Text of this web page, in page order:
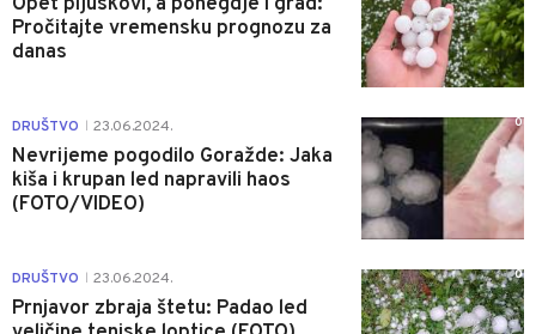
Pročitajte vremensku prognozu za
danas
DRUŠTVO 23.06.2024.
Nevrijeme pogodilo Goražde: Jaka
kiša i krupan led napravili haos
(FOTO/VIDEO)
0
DRUŠTVO 23.06.2024.
Prnjavor zbraja štetu: Padao led
0